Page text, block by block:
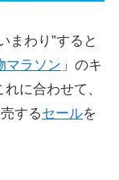
まわり”すると
マラソン 」のキ
に合わせて、
するセールを